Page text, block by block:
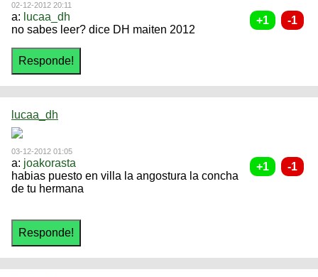
02-12-2012 20:11
a: lucaa_dh
no sabes leer? dice DH maiten 2012
lucaa_dh
03-12-2012 01:05
a: joakorasta
habias puesto en villa la angostura la concha
de tu hermana